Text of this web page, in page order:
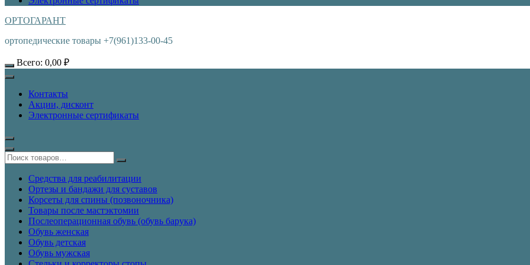
ОРТОГАРАНТ
ортопедические товары +7(961)133-00-45
Всего: 0,00 ₽
Контакты
Акции, дисконт
Электронные сертификаты
Средства для реабилитации
Ортезы и бандажи для суставов
Корсеты для спины (позвоночника)
Товары после мастэктомии
Послеоперационная обувь (обувь барука)
Обувь женская
Обувь детская
Обувь мужская